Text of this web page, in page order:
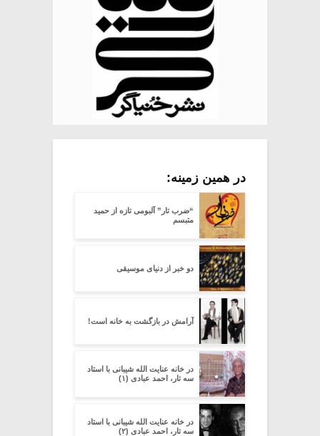
در همین زمینه:
“ضرب تار” آلبومی تازه از حمید
متبسم
دو خبر از دنیای موسیقی
آرامش در بازگشت به خانه است!
در خانه عنایت الله شیبانی با استاد
سه تار، احمد عبادی (۱)
در خانه عنایت الله شیبانی با استاد
سه تار، احمد عبادی (۲)